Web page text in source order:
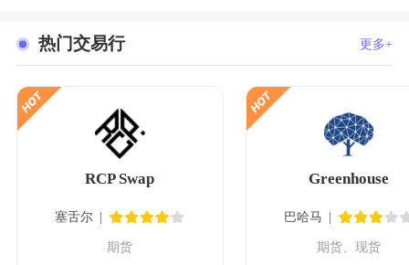
热门交易行 更多+
RCP Swap
塞舌尔
期货
Greenhouse
巴哈马
期货、现货